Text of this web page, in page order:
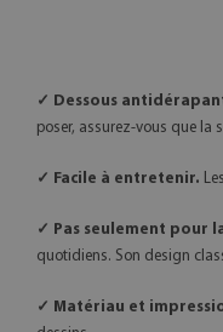
✓ Dessous
poser, assurez-vous que la
✓ Facile à entretenir.
✓ Pas seulement pour
quotidiens. Son design
✓ Matériau et